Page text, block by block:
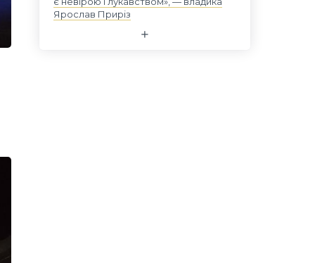
Ярослав Приріз